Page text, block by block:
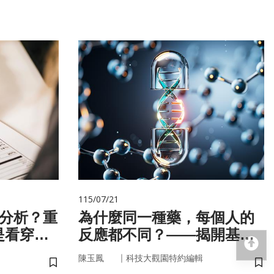
析？重
看穿你
儲存書籤
115/07/21
為什麼同一種藥，每個人的
反應都不同？——揭開基因
的用藥密碼
陳玉鳳 ｜ 科技大觀園特約編輯
儲
回